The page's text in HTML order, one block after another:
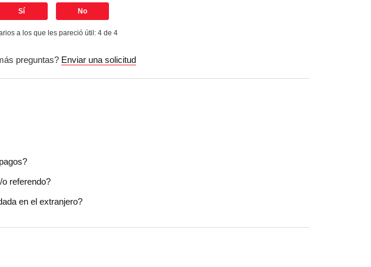
Sí No
a los que les pareció útil: 4 de 4
preguntas? Enviar una solicitud
referendo?
en el extranjero?